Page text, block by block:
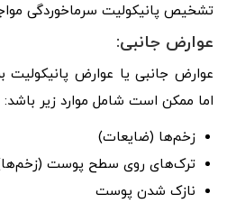
تشخیص پانیکولیت سرماخوردگی
عوارض جانبی:
عوارض جانبی یا عوارض
اما ممکن است شامل موارد زیر باشد:
زخم‌ها (ضایعات)
ترک‌های روی سطح پوست
نازک شدن پوست